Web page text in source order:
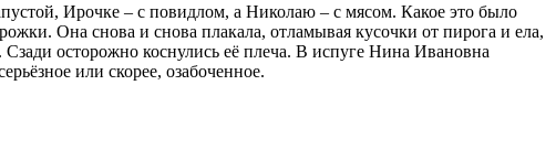
Ирочке – с повидлом, а Николаю – с мясом. Какое это было
Она снова и снова плакала, отламывая кусочки от пирога и ела,
осторожно коснулись её плеча. В испуге Нина Ивановна
или скорее, озабоченное.